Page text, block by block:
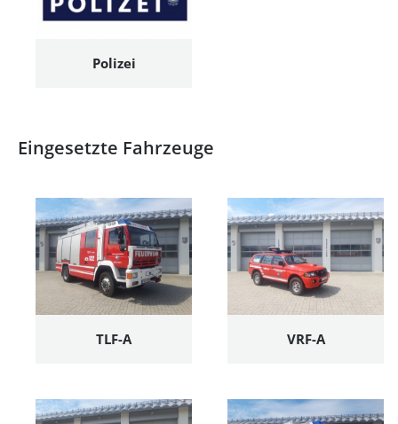
Polizei
Eingesetzte Fahrzeuge
TLF-A VRF-A